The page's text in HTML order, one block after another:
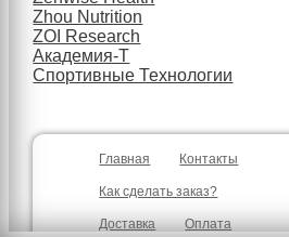
Zhou Nutrition
ZOI Research
Академия-Т
Спортивные Технологии
Главная Контакты
Как сделать заказ?
Доставка Оплата